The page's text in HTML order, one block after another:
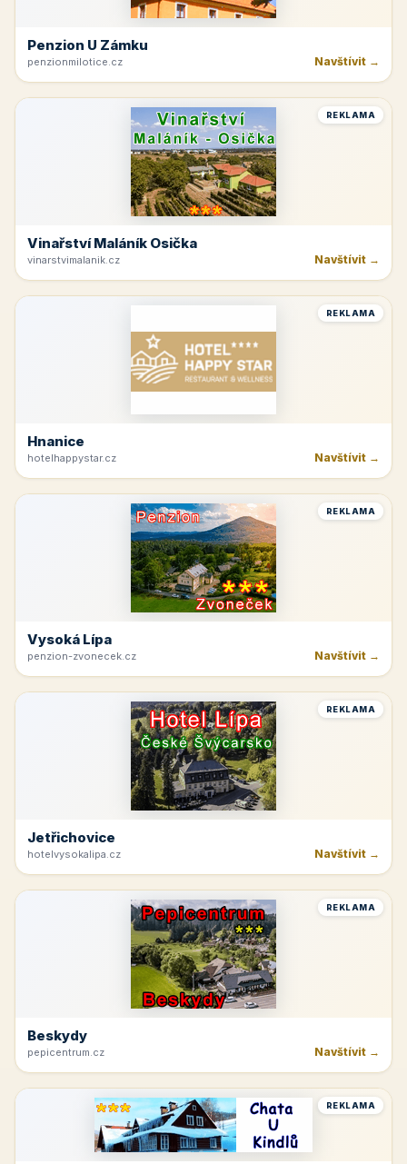
Penzion U Zámku
penzionmilotice.cz Navštívit →
REKLAMA
Vinařství Maláník Osička
vinarstvimalanik.cz Navštívit →
REKLAMA
Hnanice
hotelhappystar.cz Navštívit →
REKLAMA
Vysoká Lípa
penzion-zvonecek.cz Navštívit →
REKLAMA
Jetřichovice
hotelvysokalipa.cz Navštívit →
REKLAMA
Beskydy
pepicentrum.cz Navštívit →
REKLAMA